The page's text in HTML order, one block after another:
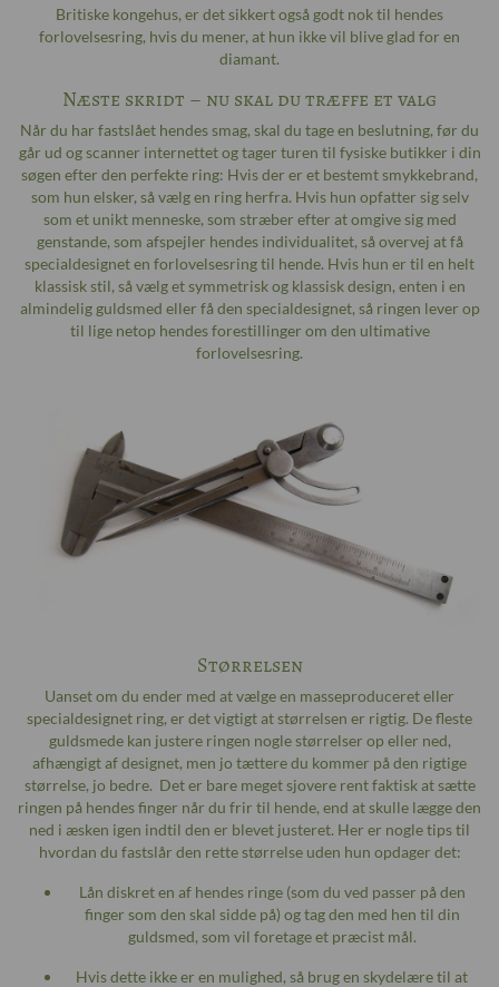
Britiske kongehus, er det sikkert også godt nok til hendes
forlovelsesring, hvis du mener, at hun ikke vil blive glad for en
diamant.
Næste skridt – nu skal du træffe et valg
Når du har fastslået hendes smag, skal du tage en beslutning, før du
går ud og scanner internettet og tager turen til fysiske butikker i din
søgen efter den perfekte ring: Hvis der er et bestemt smykkebrand,
som hun elsker, så vælg en ring herfra. Hvis hun opfatter sig selv
som et unikt menneske, som stræber efter at omgive sig med
genstande, som afspejler hendes individualitet, så overvej at få
specialdesignet en forlovelsesring til hende. Hvis hun er til en helt
klassisk stil, så vælg et symmetrisk og klassisk design, enten i en
almindelig guldsmed eller få den specialdesignet, så ringen lever op
til lige netop hendes forestillinger om den ultimative
forlovelsesring.
Størrelsen
Uanset om du ender med at vælge en masseproduceret eller
specialdesignet ring, er det vigtigt at størrelsen er rigtig. De fleste
guldsmede kan justere ringen nogle størrelser op eller ned,
afhængigt af designet, men jo tættere du kommer på den rigtige
størrelse, jo bedre. Det er bare meget sjovere rent faktisk at sætte
ringen på hendes finger når du frir til hende, end at skulle lægge den
ned i æsken igen indtil den er blevet justeret. Her er nogle tips til
hvordan du fastslår den rette størrelse uden hun opdager det:
Lån diskret en af hendes ringe (som du ved passer på den
finger som den skal sidde på) og tag den med hen til din
guldsmed, som vil foretage et præcist mål.
Hvis dette ikke er en mulighed, så brug en skydelære til at